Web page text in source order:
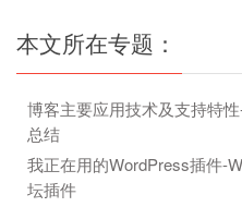
本文所在专题：
博客主要应用技术及支持特
总结
我正在用的WordPress插件-
坛插件